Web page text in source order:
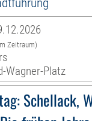
Zeitraum)
Wagner-Platz
Schellack,